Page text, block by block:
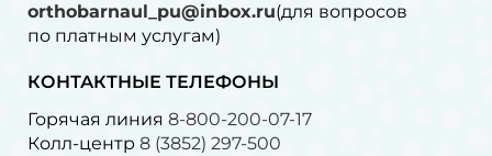
orthobarnaul_pu@inbox.ru(для вопросов
по платным услугам)⁠
КОНТАКТНЫЕ ТЕЛЕФОНЫ
Горячая линия 8-800-200-07-17
Колл-центр 8 (3852) 297-500